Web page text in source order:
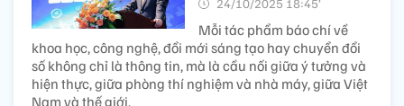
Mỗi tác phẩm báo chí về
khoa học, công nghệ, đổi mới sáng tạo hay chuyển đổi
số không chỉ là thông tin, mà là cầu nối giữa ý tưởng và
hiện thực, giữa phòng thí nghiệm và nhà máy, giữa Việt
Nam và thế giới.